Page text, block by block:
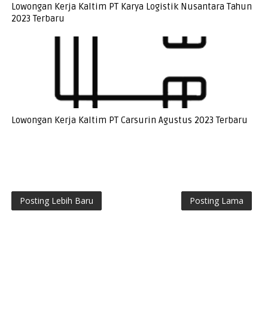
Lowongan Kerja Kaltim PT Karya Logistik Nusantara Tahun
2023 Terbaru
Lowongan Kerja Kaltim PT Carsurin Agustus 2023 Terbaru
Posting Lebih Baru Posting Lama